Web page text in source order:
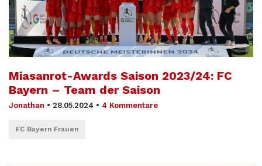
Miasanrot-Awards Saison 2023/24: FC
Bayern – Team der Saison
Jonathan • 28.05.2024 • 4 Kommentare
FC Bayern Frauen